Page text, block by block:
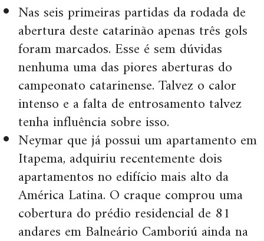
Nas seis primeiras partidas da rodada de
abertura deste catarinão apenas três gols
foram marcados. Esse é sem dúvidas
nenhuma uma das piores aberturas do
campeonato catarinense. Talvez o calor
intenso e a falta de entrosamento talvez
tenha influência sobre isso.
Neymar que já possui um apartamento em
Itapema, adquiriu recentemente dois
apartamentos no edifício mais alto da
América Latina. O craque comprou uma
cobertura do prédio residencial de 81
andares em Balneário Camboriú ainda na